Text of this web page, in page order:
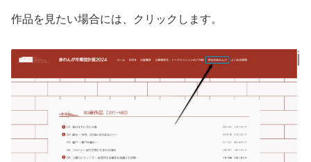
作品を見たい場合には、クリックします。